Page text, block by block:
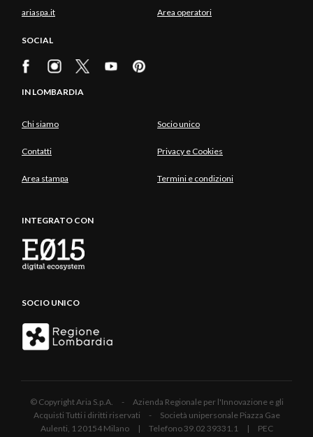
ariaspa.it Area operatori
SOCIAL
IN LOMBARDIA
Chi siamo Socio unico
Contatti Privacy e Cookies
Area stampa Termini e condizioni
INTEGRATO CON
SOCIO UNICO
© Copyright Aria S.p.A. - Azienda Regionale per l'Innovazione e gli
Acquisti Tutti i diritti riservati - Società unipersonale Piazza Gae
Aulenti, 1 20154 Milano | Telefono 39.02 39331.1 | PEC